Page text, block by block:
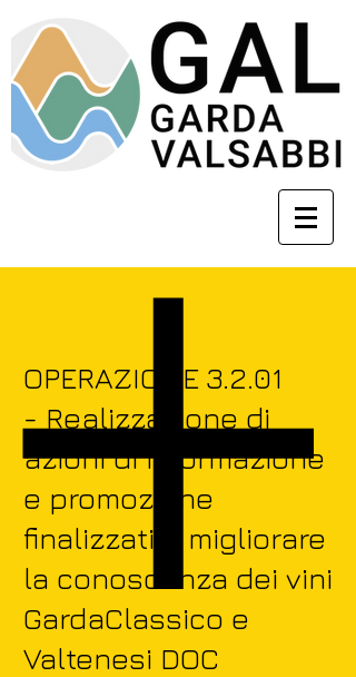
OPERAZIONE 3.2.01
- Realizzazione di
azioni di informazione
e promozione
finalizzati a migliorare
la conoscenza dei vini
GardaClassico e
Valtenesi DOC